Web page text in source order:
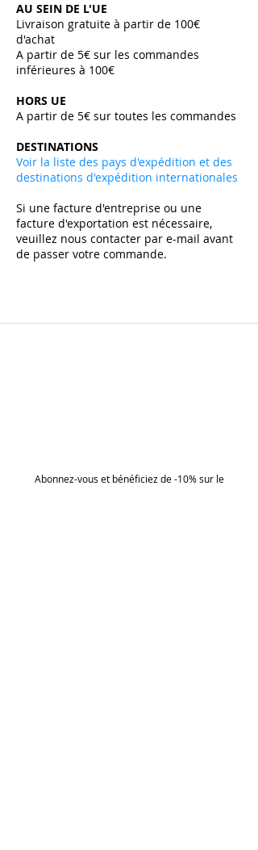
AU SEIN DE L'UE
Livraison gratuite à partir de 100€
d'achat
A partir de 5€ sur les commandes
inférieures à 100€
HORS UE
A partir de 5€ sur toutes les commandes ​
DESTINATIONS
Voir la liste des pays d'expédition et des
destinations d'expédition internationales
Si une facture d'entreprise ou une
facture d'exportation est nécessaire,
veuillez nous contacter par e-mail avant
de passer votre commande.
Abonnez-vous et bénéficiez de -10% sur le